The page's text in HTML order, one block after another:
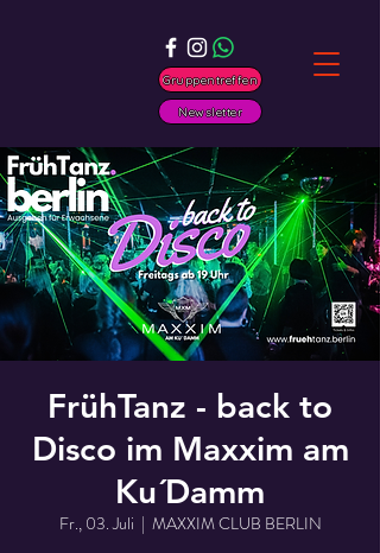
Newsletter
Gruppentreffen
FrühTanz - back to
Disco im Maxxim am
Ku´Damm
Fr., 03. Juli
  |
MAXXIM CLUB BERLIN